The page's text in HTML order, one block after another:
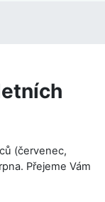
(červenec,
Přejeme Vám